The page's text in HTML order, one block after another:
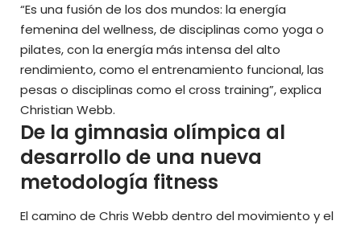
“Es una fusión de los dos mundos: la energía
femenina del wellness, de disciplinas como yoga o
pilates, con la energía más intensa del alto
rendimiento, como el entrenamiento funcional, las
pesas o disciplinas como el cross training”, explica
Christian Webb.
De la gimnasia olímpica al
desarrollo de una nueva
metodología fitness
El camino de Chris Webb dentro del movimiento y el